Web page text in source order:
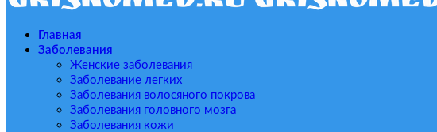
Главная
Заболевания
Женские заболевания
Заболевание легких
Заболевания волосяного покрова
Заболевания головного мозга
Заболевания кожи